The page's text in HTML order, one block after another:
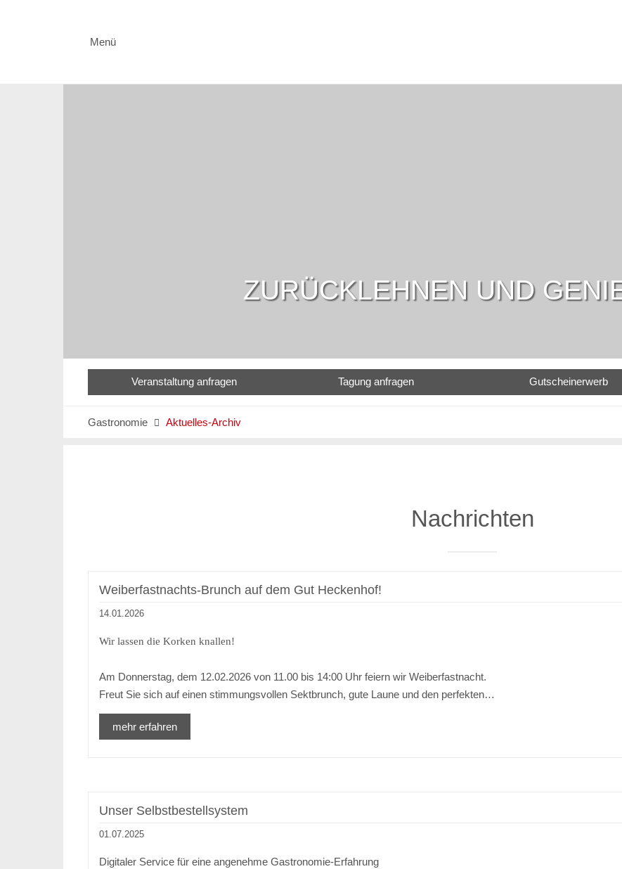
Menü
ZURÜCKLEHNEN UND
Veranstaltung anfragen Tagung anfragen Gutscheinerwerb
Gastronomie  Aktuelles-Archiv
Nachrichten
Weiberfastnachts-Brunch auf dem Gut Heckenhof!
14.01.2026
Wir lassen die Korken knallen!
Am Donnerstag, dem 12.02.2026 von 11.00 bis 14:00 Uhr feiern wir Weiberfastnacht.
Freut Sie sich auf einen stimmungsvollen Sektbrunch, gute Laune und den perfekten…
mehr erfahren
Unser Selbstbestellsystem
01.07.2025
Digitaler Service für eine angenehme Gastronomie-Erfahrung